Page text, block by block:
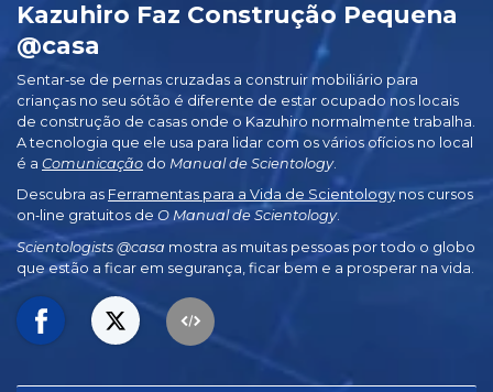
Kazuhiro Faz Construção Pequena
@casa
Sentar‑se de pernas cruzadas a construir mobiliário para
crianças no seu sótão é diferente de estar ocupado nos locais
de construção de casas onde o Kazuhiro normalmente trabalha.
A tecnologia que ele usa para lidar com os vários ofícios no local
é a Comunicação do Manual de Scientology.
Descubra as Ferramentas para a Vida de Scientology nos cursos
on‑line gratuitos de O Manual de Scientology.
Scientologists @casa mostra as muitas pessoas por todo o globo
que estão a ficar em segurança, ficar bem e a prosperar na vida.